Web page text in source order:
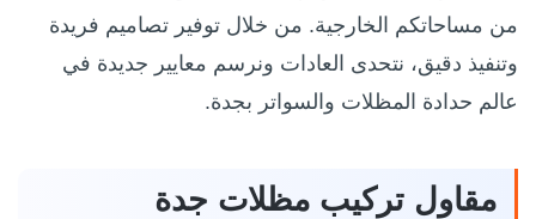
من مساحاتكم الخارجية. من خلال توفير تصاميم فريدة
وتنفيذ دقيق، نتحدى العادات ونرسم معايير جديدة في
عالم حدادة المظلات والسواتر بجدة.
مقاول تركيب مظلات جدة